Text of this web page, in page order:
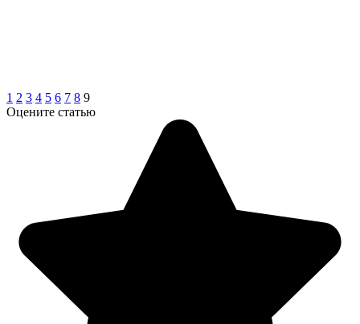
1 2 3 4 5 6 7 8 9
Оцените статью